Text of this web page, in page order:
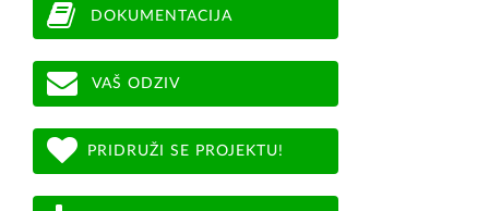
DOKUMENTACIJA
VAŠ ODZIV
PRIDRUŽI SE PROJEKTU!